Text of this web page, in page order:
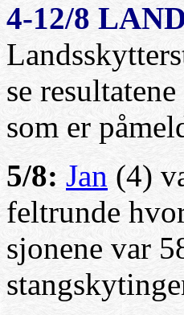
4-12/8
se
som er
5/8: Jan (4)
feltrunde
sjonene var